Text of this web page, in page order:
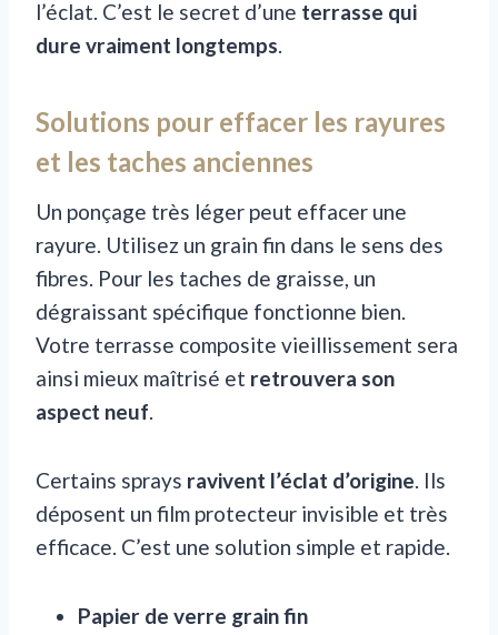
l’éclat. C’est le secret d’une terrasse qui
dure vraiment longtemps.
Solutions pour effacer les rayures
et les taches anciennes
Un ponçage très léger peut effacer une
rayure. Utilisez un grain fin dans le sens des
fibres. Pour les taches de graisse, un
dégraissant spécifique fonctionne bien.
Votre terrasse composite vieillissement sera
ainsi mieux maîtrisé et retrouvera son
aspect neuf.
Certains sprays ravivent l’éclat d’origine. Ils
déposent un film protecteur invisible et très
efficace. C’est une solution simple et rapide.
Papier de verre grain fin